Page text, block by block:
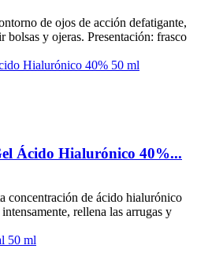
de ojos de acción defatigante,
bolsas y ojeras. Presentación: frasco
Ácido Hialurónico 40%...
concentración de ácido hialurónico
rellena las arrugas y